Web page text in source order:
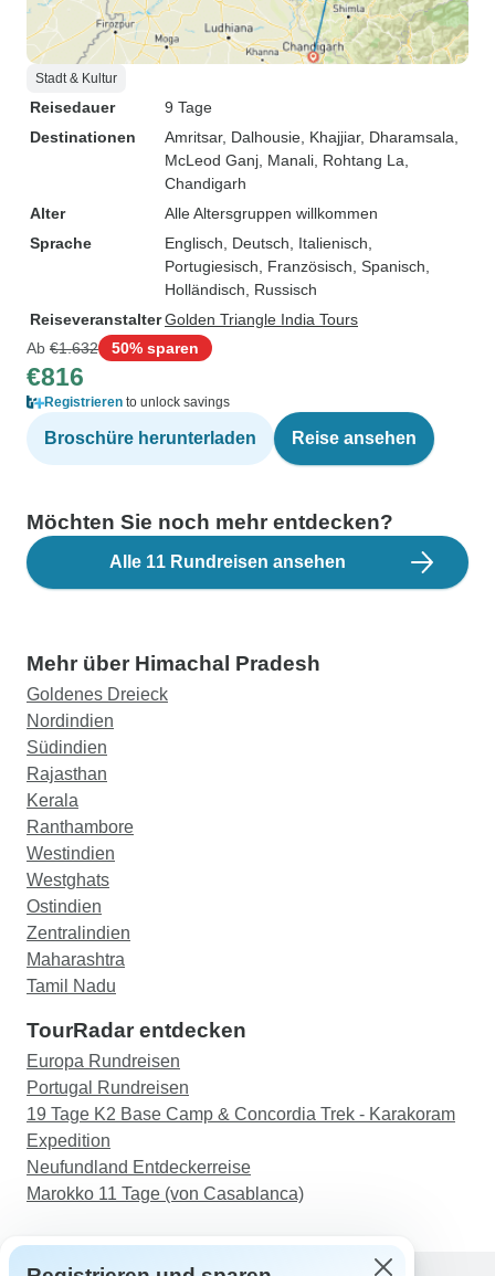
Stadt & Kultur
Reisedauer
9 Tage
Destinationen
Amritsar, Dalhousie , Khajjiar, Dharamsala
McLeod Ganj , Manali , Rohtang La
Chandigarh
Alter
Alle Altersgruppen willkommen
Sprache
Englisch, Deutsch, Italienisch,
Portugiesisch, Französisch, Spanisch,
Holländisch, Russisch
ReiseveranstalterGolden Triangle India Tours
Ab €1.632 50% sparen
€816
Registrieren to unlock savings
Broschüre herunterladen Reise ansehen
Möchten Sie noch mehr entdecken?
Alle 11 Rundreisen ansehen
Mehr über Himachal Pradesh
Goldenes Dreieck
Nordindien
Südindien
Rajasthan
Kerala
Ranthambore
Westindien
Westghats
Ostindien
Zentralindien
Maharashtra
Tamil Nadu
TourRadar entdecken
Europa Rundreisen
Portugal Rundreisen
19 Tage K2 Base Camp & Concordia Trek - Karakoram
Expedition
Neufundland Entdeckerreise
Marokko 11 Tage (von Casablanca)